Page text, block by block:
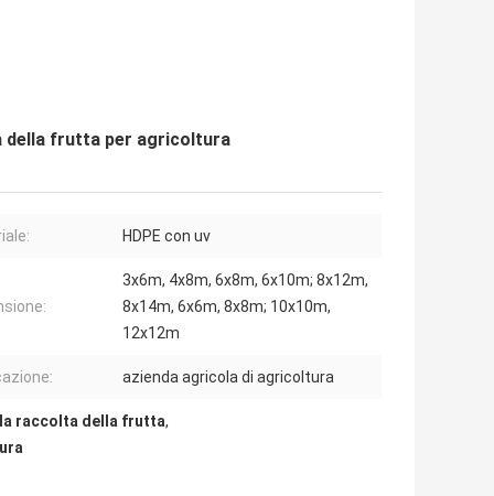
della frutta per agricoltura
HDPE con uv
3x6m, 4x8m, 6x8m, 6x10m; 8x12m,
8x14m, 6x6m, 8x8m; 10x10m,
12x12m
azienda agricola di agricoltura
raccolta della frutta,